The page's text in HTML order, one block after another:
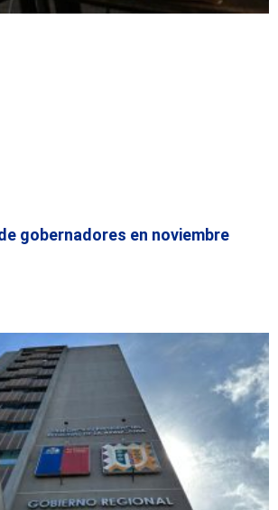
gobernadores en noviembre